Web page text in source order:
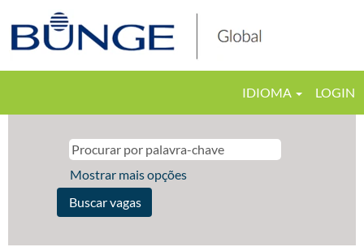
IDIOMA LOGIN
Mostrar mais opções